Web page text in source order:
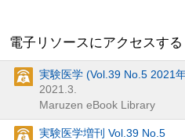
電子リソースにアクセスす
実験医学 (Vol.39 No.5 2021
2021.3.
Maruzen eBook Library
実験医学増刊 Vol.39 No.5